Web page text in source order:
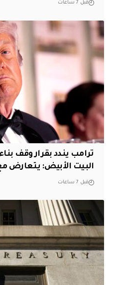
قبل 7 ساعات
ترامب يندد بقرار وقف
البيت الأبيض: يتعارض
قبل 7 ساعات